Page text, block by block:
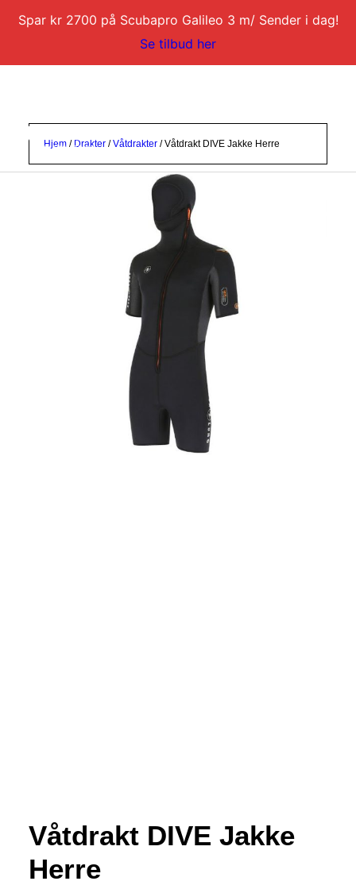
Spar kr 2700 på Scubapro Galileo 3 m/ Sender i dag!
Se tilbud her
BLI DYKKERINSTRUKTØR
0,00
0
Hjem / Drakter /Våtdrakter / Våtdrakt DIVE Jakke Herre
Våtdrakt DIVE Jakke
Herre